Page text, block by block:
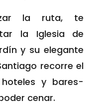
la ruta, te
la Iglesia de
y su elegante
recorre el
y bares-
cenar.